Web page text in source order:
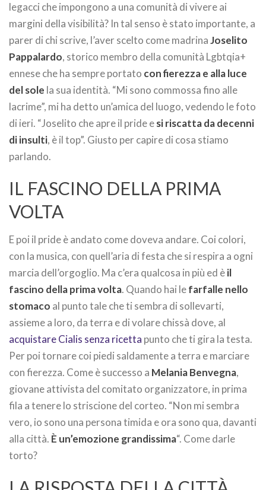
legacci che impongono a una comunità di vivere ai
margini della visibilità? In tal senso è stato importante, a
parer di chi scrive, l’aver scelto come madrinaJoselito
Pappalardo, storico membro della comunità Lgbtqia+
ennese che ha sempre portato con fierezza e alla luce
del sole la sua identità. “Mi sono commossa fino alle
lacrime”, mi ha detto un’amica del luogo, vedendo le foto
di ieri. “Joselito che apre il pride esi riscatta da decenni
di insulti, è il top”. Giusto per capire di cosa stiamo
parlando.
IL FASCINO DELLA PRIMA
VOLTA
E poi il pride è andato come doveva andare. Coi colori,
con la musica, con quell’aria di festa che si respira a ogni
marcia dell’orgoglio. Ma c’era qualcosa in più ed èil
fascino della prima volta. Quando hai lefarfalle nello
stomaco al punto tale che ti sembra di sollevarti,
assieme a loro, da terra e di volare chissà dove, al
acquistare Cialis senza ricetta punto che ti gira la testa.
Per poi tornare coi piedi saldamente a terra e marciare
con fierezza. Come è successo a Melania Benvegna,
giovane attivista del comitato organizzatore, in prima
fila a tenere lo striscione del corteo. “Non mi sembra
vero, io sono una persona timida e ora sono qua, davanti
alla città. È un’emozione grandissima“. Come darle
torto?